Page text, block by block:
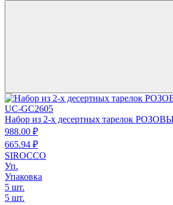
UC-GC2605
Набор из 2-х десертных тарелок
988.00 ₽
665.94 ₽
SIROCCO
Уп.
Упаковка
5 шт.
5 шт.